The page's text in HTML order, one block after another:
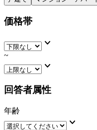
価格帯
keyboard_arrow_down
~
keyboard_arrow_down
回答者属性
年齢
keyboard_arrow_down